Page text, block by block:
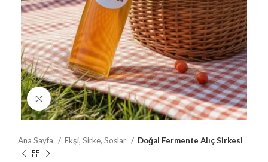
Click to enlarge
Ana Sayfa Ekşi, Sirke, Soslar Doğal Fermente Alıç Sirkesi